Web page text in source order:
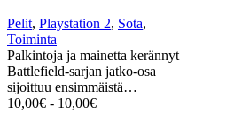
Pelit, Playstation 2, Sota,
Toiminta
Palkintoja ja mainetta kerännyt
Battlefield-sarjan jatko-osa
sijoittuu ensimmäistä…
10,00€ - 10,00€